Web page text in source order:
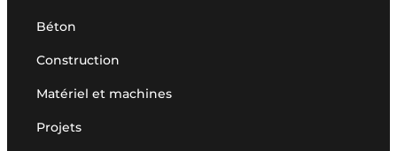
Béton
Construction
Matériel et machines
Projets